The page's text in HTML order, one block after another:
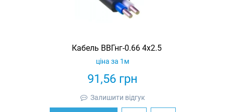
Кабель ВВГнг-0.66 4х2.5
91,56 грн
ціна за 1м
Залишити відгук